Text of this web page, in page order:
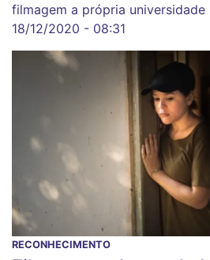
filmagem a própria universidade
18/12/2020 - 08:31
RECONHECIMENTO